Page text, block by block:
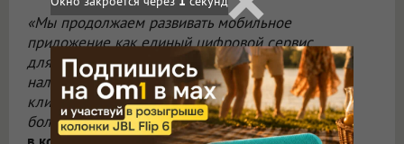
«Мы продолжаем развивать мобильное
приложение как единый цифровой сервис
для автомобилистов. Возможность проверить
наличие топлива перед поездкой помогает
клиентам экономить время и делает заправку
более удобной и предсказуемой»,—отметили